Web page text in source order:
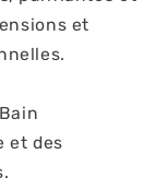
et
et des